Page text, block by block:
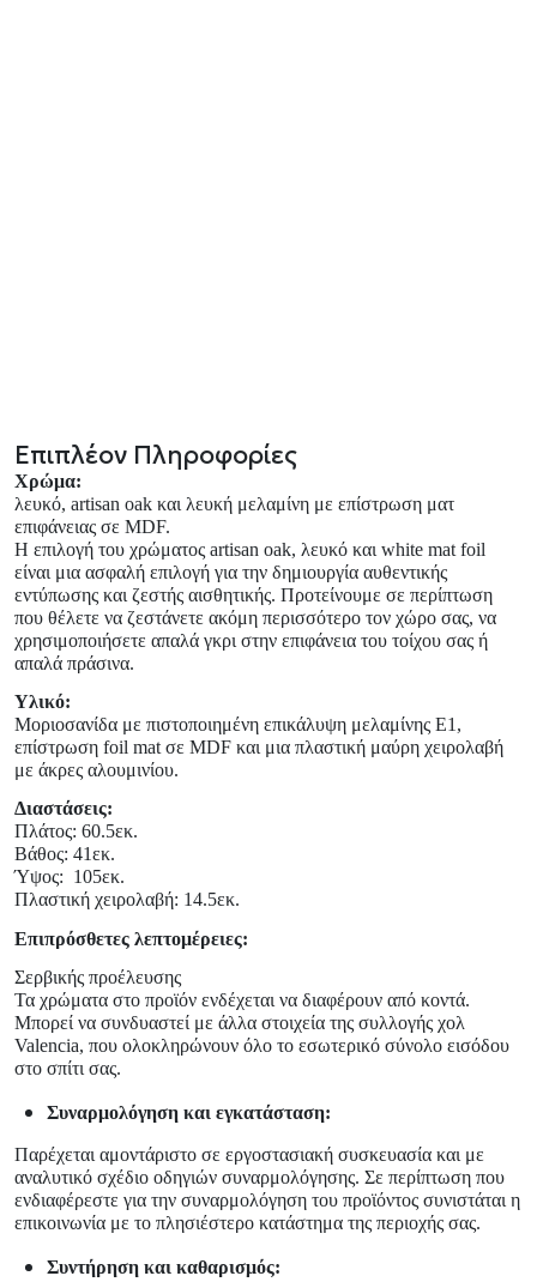
Επιπλέον Πληροφορίες
Χρώμα:
λευκό, artisan oak και λευκή μελαμίνη με επίστρωση ματ
επιφάνειας σε MDF.
Η επιλογή του χρώματος artisan oak, λευκό και white mat foil
είναι μια ασφαλή επιλογή για την δημιουργία αυθεντικής
εντύπωσης και ζεστής αισθητικής. Προτείνουμε σε περίπτωση
που θέλετε να ζεστάνετε ακόμη περισσότερο τον χώρο σας, να
χρησιμοποιήσετε απαλά γκρι στην επιφάνεια του τοίχου σας ή
απαλά πράσινα.
Υλικό:
Μοριοσανίδα με πιστοποιημένη επικάλυψη μελαμίνης Ε1,
επίστρωση foil mat σε MDF και μια πλαστική μαύρη χειρολαβή
με άκρες αλουμινίου.
Διαστάσεις:
Πλάτος: 60.5εκ.
Βάθος: 41εκ.
Ύψος: 105εκ.
Πλαστική χειρολαβή: 14.5εκ.
Επιπρόσθετες λεπτομέρειες:
Σερβικής προέλευσης
Τα χρώματα στο προϊόν ενδέχεται να διαφέρουν από κοντά.
Μπορεί να συνδυαστεί με άλλα στοιχεία της συλλογής χολ
Valencia, που ολοκληρώνουν όλο το εσωτερικό σύνολο εισόδου
στο σπίτι σας.
Συναρμολόγηση και εγκατάσταση:
Παρέχεται αμοντάριστο σε εργοστασιακή συσκευασία και με
αναλυτικό σχέδιο οδηγιών συναρμολόγησης. Σε περίπτωση που
ενδιαφέρεστε για την συναρμολόγηση του προϊόντος συνιστάται η
επικοινωνία με το πλησιέστερο κατάστημα της περιοχής σας.
Συντήρηση και καθαρισμός: